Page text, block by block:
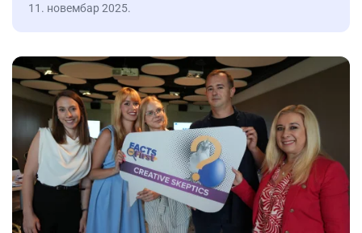
11. новембар 2025.